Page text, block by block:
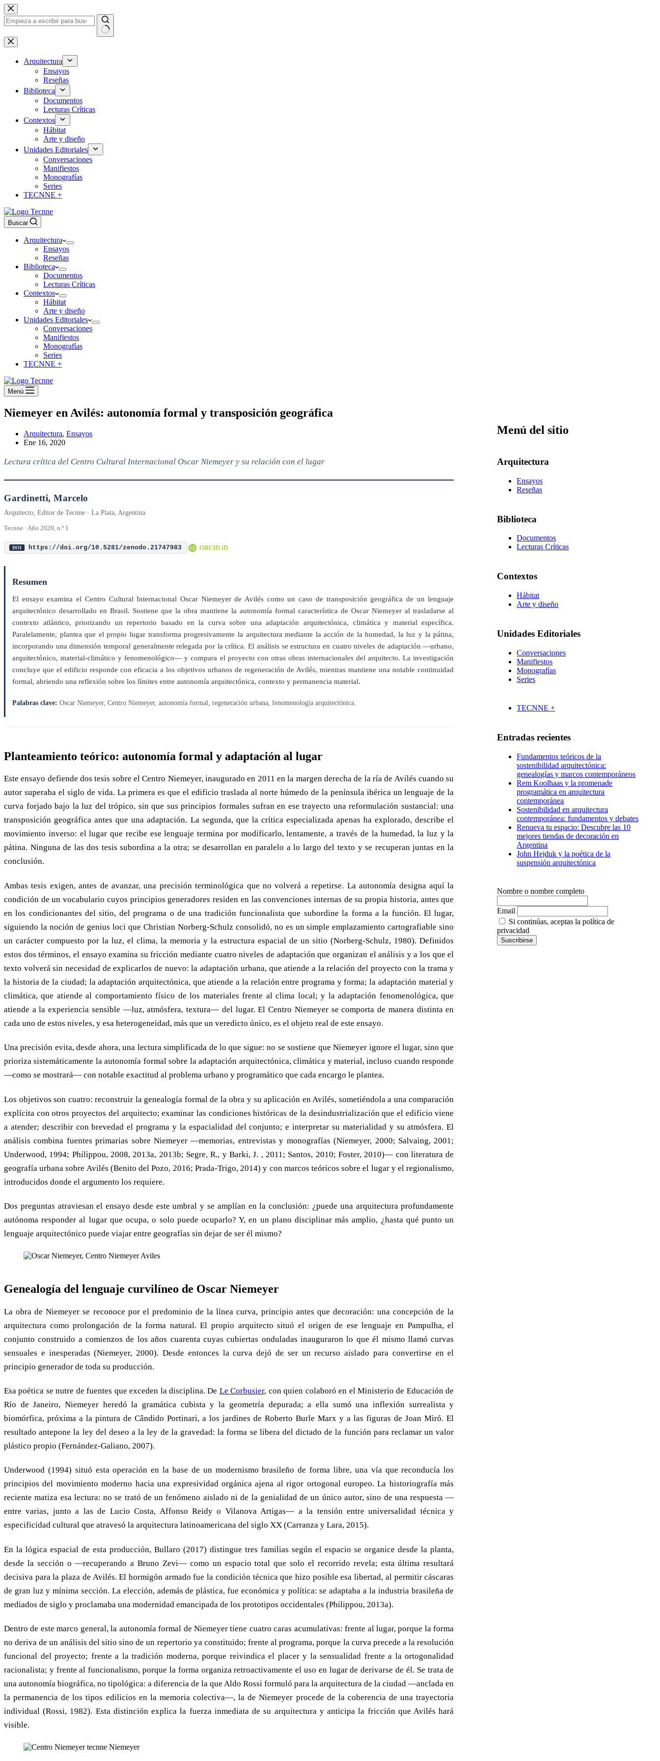
Saltar
al
contenido
Sin
resultados
Arquitectura
Ensayos
Reseñas
Biblioteca
Documentos
Lecturas Críticas
Contextos
Hábitat
Arte y diseño
Unidades Editoriales
Conversaciones
Manifiestos
Monografías
Series
TECNNE +
Buscar
Arquitectura
Ensayos
Reseñas
Biblioteca
Documentos
Lecturas Críticas
Contextos
Hábitat
Arte y diseño
Unidades Editoriales
Conversaciones
Manifiestos
Monografías
Series
TECNNE +
Menú
Niemeyer en Avilés: autonomía formal y transposición geográfica
Arquitectura, Ensayos
Ene 16, 2020
Lectura crítica del Centro Cultural Internacional Oscar Niemeyer y su relación con el lugar
Gardinetti, Marcelo
Arquitecto, Editor de Tecnne · La Plata, Argentina
Tecnne · Año 2020, n.º 1
DOI https://doi.org/10.5281/zenodo.21747983 | ORCID iD
Resumen
El ensayo examina el Centro Cultural Internacional Oscar Niemeyer de Avilés como un caso de transposición geográfica de un lenguaje
arquitectónico desarrollado en Brasil. Sostiene que la obra mantiene la autonomía formal característica de Oscar Niemeyer al trasladarse al
contexto atlántico, priorizando un repertorio basado en la curva sobre una adaptación arquitectónica, climática y material específica.
Paralelamente, plantea que el propio lugar transforma progresivamente la arquitectura mediante la acción de la humedad, la luz y la pátina,
incorporando una dimensión temporal generalmente relegada por la crítica. El análisis se estructura en cuatro niveles de adaptación —urbano,
arquitectónico, material-climático y fenomenológico— y compara el proyecto con otras obras internacionales del arquitecto. La investigación
concluye que el edificio responde con eficacia a los objetivos urbanos de regeneración de Avilés, mientras mantiene una notable continuidad
formal, abriendo una reflexión sobre los límites entre autonomía arquitectónica, contexto y permanencia material.
Palabras clave: Oscar Niemeyer, Centro Niemeyer, autonomía formal, regeneración urbana, fenomenología arquitectónica.
Planteamiento teórico: autonomía formal y adaptación al lugar
Este ensayo defiende dos tesis sobre el Centro Niemeyer, inaugurado en 2011 en la margen derecha de la ría de Avilés cuando su
autor superaba el siglo de vida. La primera es que el edificio traslada al norte húmedo de la península ibérica un lenguaje de la
curva forjado bajo la luz del trópico, sin que sus principios formales sufran en ese trayecto una reformulación sustancial: una
transposición geográfica antes que una adaptación. La segunda, que la crítica especializada apenas ha explorado, describe el
movimiento inverso: el lugar que recibe ese lenguaje termina por modificarlo, lentamente, a través de la humedad, la luz y la
pátina. Ninguna de las dos tesis subordina a la otra; se desarrollan en paralelo a lo largo del texto y se recuperan juntas en la
conclusión.
Ambas tesis exigen, antes de avanzar, una precisión terminológica que no volverá a repetirse. La autonomía designa aquí la
condición de un vocabulario cuyos principios generadores residen en las convenciones internas de su propia historia, antes que
en los condicionantes del sitio, del programa o de una tradición funcionalista que subordine la forma a la función. El lugar,
siguiendo la noción de genius loci que Christian Norberg-Schulz consolidó, no es un simple emplazamiento cartografiable sino
un carácter compuesto por la luz, el clima, la memoria y la estructura espacial de un sitio (Norberg-Schulz, 1980). Definidos
estos dos términos, el ensayo examina su fricción mediante cuatro niveles de adaptación que organizan el análisis y a los que el
texto volverá sin necesidad de explicarlos de nuevo: la adaptación urbana, que atiende a la relación del proyecto con la trama y
la historia de la ciudad; la adaptación arquitectónica, que atiende a la relación entre programa y forma; la adaptación material y
climática, que atiende al comportamiento físico de los materiales frente al clima local; y la adaptación fenomenológica, que
atiende a la experiencia sensible —luz, atmósfera, textura— del lugar. El Centro Niemeyer se comporta de manera distinta en
cada uno de estos niveles, y esa heterogeneidad, más que un veredicto único, es el objeto real de este ensayo.
Una precisión evita, desde ahora, una lectura simplificada de lo que sigue: no se sostiene que Niemeyer ignore el lugar, sino que
prioriza sistemáticamente la autonomía formal sobre la adaptación arquitectónica, climática y material, incluso cuando responde
—como se mostrará— con notable exactitud al problema urbano y programático que cada encargo le plantea.
Los objetivos son cuatro: reconstruir la genealogía formal de la obra y su aplicación en Avilés, sometiéndola a una comparación
explícita con otros proyectos del arquitecto; examinar las condiciones históricas de la desindustrialización que el edificio viene
a atender; describir con brevedad el programa y la espacialidad del conjunto; e interpretar su materialidad y su atmósfera. El
análisis combina fuentes primarias sobre Niemeyer —memorias, entrevistas y monografías (Niemeyer, 2000; Salvaing, 2001;
Underwood, 1994; Philippou, 2008, 2013a, 2013b; Segre, R., y Barki, J. , 2011; Santos, 2010; Foster, 2010)— con literatura de
geografía urbana sobre Avilés (Benito del Pozo, 2016; Prada-Trigo, 2014) y con marcos teóricos sobre el lugar y el regionalismo,
introducidos donde el argumento los requiere.
Dos preguntas atraviesan el ensayo desde este umbral y se amplían en la conclusión: ¿puede una arquitectura profundamente
autónoma responder al lugar que ocupa, o solo puede ocuparlo? Y, en un plano disciplinar más amplio, ¿hasta qué punto un
lenguaje arquitectónico puede viajar entre geografías sin dejar de ser él mismo?
Genealogía del lenguaje curvilíneo de Oscar Niemeyer
La obra de Niemeyer se reconoce por el predominio de la línea curva, principio antes que decoración: una concepción de la
arquitectura como prolongación de la forma natural. El propio arquitecto situó el origen de ese lenguaje en Pampulha, el
conjunto construido a comienzos de los años cuarenta cuyas cubiertas onduladas inauguraron lo que él mismo llamó curvas
sensuales e inesperadas (Niemeyer, 2000). Desde entonces la curva dejó de ser un recurso aislado para convertirse en el
principio generador de toda su producción.
Esa poética se nutre de fuentes que exceden la disciplina. De Le Corbusier, con quien colaboró en el Ministerio de Educación de
Río de Janeiro, Niemeyer heredó la gramática cubista y la geometría depurada; a ella sumó una inflexión surrealista y
biomórfica, próxima a la pintura de Cândido Portinari, a los jardines de Roberto Burle Marx y a las figuras de Joan Miró. El
resultado antepone la ley del deseo a la ley de la gravedad: la forma se libera del dictado de la función para reclamar un valor
plástico propio (Fernández-Galiano, 2007).
Underwood (1994) situó esta operación en la base de un modernismo brasileño de forma libre, una vía que reconducía los
principios del movimiento moderno hacia una expresividad orgánica ajena al rigor ortogonal europeo. La historiografía más
reciente matiza esa lectura: no se trató de un fenómeno aislado ni de la genialidad de un único autor, sino de una respuesta —
entre varias, junto a las de Lucio Costa, Affonso Reidy o Vilanova Artigas— a la tensión entre universalidad técnica y
especificidad cultural que atravesó la arquitectura latinoamericana del siglo XX (Carranza y Lara, 2015).
En la lógica espacial de esta producción, Bullaro (2017) distingue tres familias según el espacio se organice desde la planta,
desde la sección o —recuperando a Bruno Zevi— como un espacio total que solo el recorrido revela; esta última resultará
decisiva para la plaza de Avilés. El hormigón armado fue la condición técnica que hizo posible esa libertad, al permitir cáscaras
de gran luz y mínima sección. La elección, además de plástica, fue económica y política: se adaptaba a la industria brasileña de
mediados de siglo y proclamaba una modernidad emancipada de los prototipos occidentales (Philippou, 2013a).
Dentro de este marco general, la autonomía formal de Niemeyer tiene cuatro caras acumulativas: frente al lugar, porque la forma
no deriva de un análisis del sitio sino de un repertorio ya constituido; frente al programa, porque la curva precede a la resolución
funcional del proyecto; frente a la tradición moderna, porque reivindica el placer y la sensualidad frente a la ortogonalidad
racionalista; y frente al funcionalismo, porque la forma organiza retroactivamente el uso en lugar de derivarse de él. Se trata de
una autonomía biográfica, no tipológica: a diferencia de la que Aldo Rossi formuló para la arquitectura de la ciudad —anclada en
la permanencia de los tipos edilicios en la memoria colectiva—, la de Niemeyer procede de la coherencia de una trayectoria
individual (Rossi, 1982). Esta distinción explica la fuerza inmediata de su arquitectura y anticipa la fricción que Avilés hará
visible.
Menú del sitio
Arquitectura
Ensayos
Reseñas
Biblioteca
Documentos
Lecturas Críticas
Contextos
Hábitat
Arte y diseño
Unidades Editoriales
Conversaciones
Manifiestos
Monografías
Series
TECNNE +
Entradas recientes
Fundamentos teóricos de la
sostenibilidad arquitectónica:
genealogías y marcos contemporáneos
Rem Koolhaas y la promenade
programática en arquitectura
contemporánea
Sostenibilidad en arquitectura
contemporánea: fundamentos y debates
Renueva tu espacio: Descubre las 10
mejores tiendas de decoración en
Argentina
John Hejduk y la poética de la
suspensión arquitectónica
Nombre o nombre completo
Email
Si continúas, aceptas la política de
privacidad